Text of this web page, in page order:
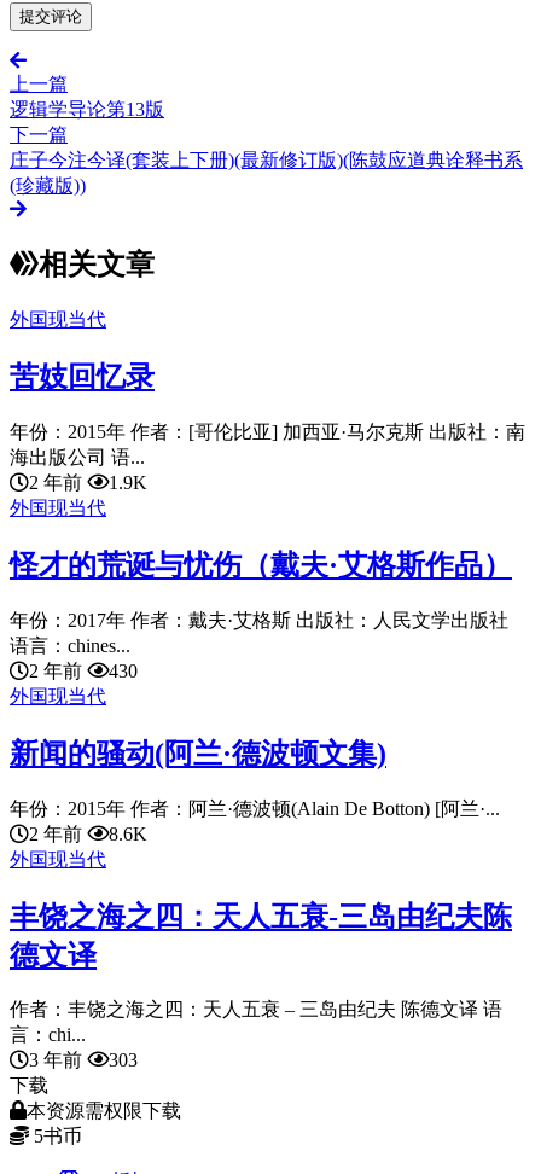
上一篇
逻辑学导论第13版
下一篇
庄子今注今译(套装上下册)(最新修订版)(陈鼓应道典诠释书系
(珍藏版))
相关文章
外国现当代
苦妓回忆录
年份：2015年 作者：[哥伦比亚] 加西亚·马尔克斯 出版社：南
海出版公司 语...
2 年前
1.9K
外国现当代
怪才的荒诞与忧伤（戴夫·艾格斯作品）
年份：2017年 作者：戴夫·艾格斯 出版社：人民文学出版社
语言：chines...
2 年前
430
外国现当代
新闻的骚动(阿兰·德波顿文集)
年份：2015年 作者：阿兰·德波顿(Alain De Botton) [阿兰·...
2 年前
8.6K
外国现当代
丰饶之海之四：天人五衰-三岛由纪夫陈
德文译
作者：丰饶之海之四：天人五衰 – 三岛由纪夫 陈德文译 语
言：chi...
3 年前
303
下载
本资源需权限下载
5书币